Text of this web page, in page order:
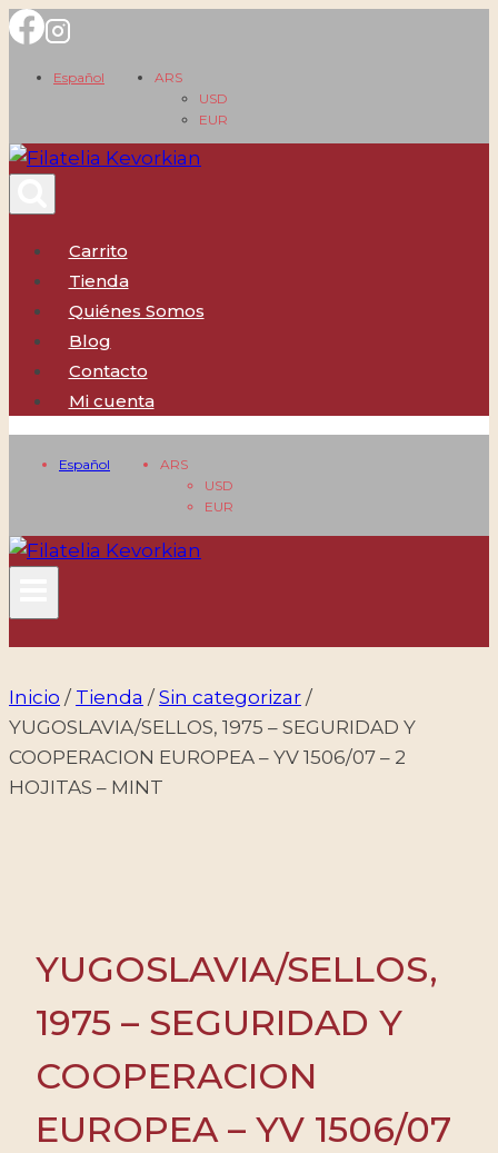
Saltar
contenido
Español
ARS
USD
EUR
Carrito
Tienda
Quiénes Somos
Blog
Contacto
Mi cuenta
Español
ARS
USD
EUR
Inicio / Tienda / Sin categorizar /
YUGOSLAVIA/SELLOS, 1975 – SEGURIDAD Y
COOPERACION EUROPEA – YV 1506/07 – 2
HOJITAS – MINT
YUGOSLAVIA/SELLOS,
1975 – SEGURIDAD Y
COOPERACION
EUROPEA – YV 1506/07